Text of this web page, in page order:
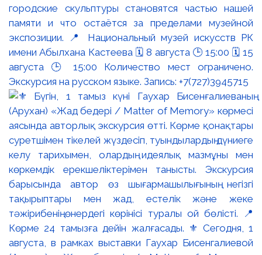
городские скульптуры становятся частью нашей
памяти и что остаётся за пределами музейной
экспозиции. 📍 Национальный музей искусств РК
имени Абылхана Кастеева 🗓 8 августа 🕒 15:00 🗓 15
августа 🕒 15:00 Количество мест ограничено.
Экскурсия на русском языке. Запись: +7(727)3945715